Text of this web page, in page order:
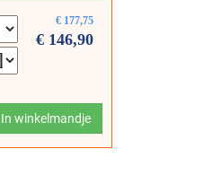
€ 177,75
€ 146,90
In winkelmandje